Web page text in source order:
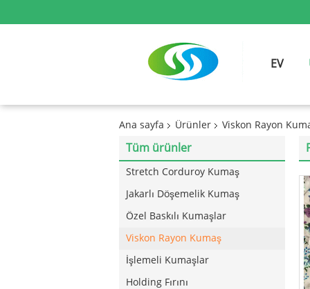
EV
Ana sayfa Ürünler Viskon Rayon
Tüm ürünler
Stretch Corduroy Kumaş
Jakarlı Döşemelik Kumaş
Özel Baskılı Kumaşlar
Viskon Rayon Kumaş
İşlemeli Kumaşlar
Holding Fırını